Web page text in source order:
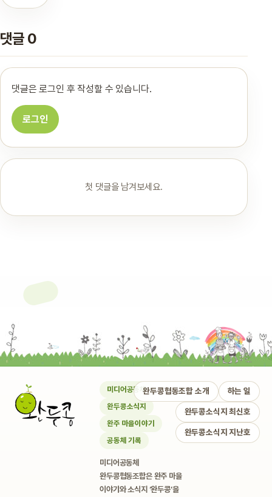
댓글 0
댓글은 로그인 후 작성할 수 있습니다.
로그인
첫 댓글을 남겨보세요.
미디어공동체
완두콩소식지
완주 마을이야기
공동체 기록
미디어공동체
완두콩협동조합은 완주 마을
이야기와 소식지 ‘완두콩’을
완두콩협동조합 소개 하는 일
완두콩소식지 최신호
완두콩소식지 지난호